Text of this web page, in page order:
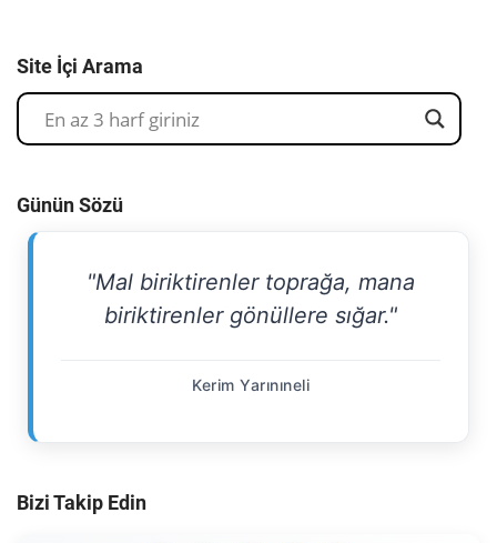
Site İçi Arama
Günün Sözü
"Mal biriktirenler toprağa, mana
biriktirenler gönüllere sığar."
Kerim Yarınıneli
Bizi Takip Edin